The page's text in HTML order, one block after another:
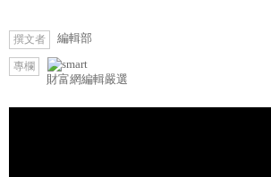
撰文者 編輯部
專欄
財富網編輯嚴選